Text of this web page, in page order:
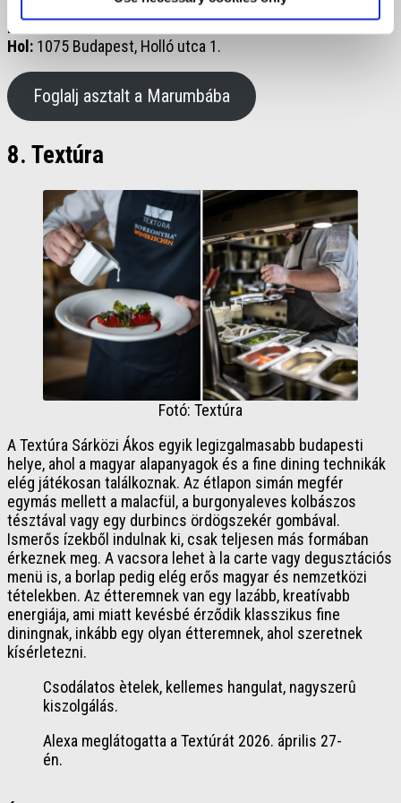
Értékelés:4.47 az 5-ből
Hol: 1075 Budapest, Holló utca 1.
Foglalj asztalt a Marumbába
8. Textúra
Fotó: Textúra
A Textúra Sárközi Ákos egyik legizgalmasabb budapesti
helye, ahol a magyar alapanyagok és a fine dining technikák
elég játékosan találkoznak. Az étlapon simán megfér
egymás mellett a malacfül, a burgonyaleves kolbászos
tésztával vagy egy durbincs ördögszekér gombával.
Ismerős ízekből indulnak ki, csak teljesen más formában
érkeznek meg. A vacsora lehet à la carte vagy degusztációs
menü is, a borlap pedig elég erős magyar és nemzetközi
tételekben. Az étteremnek van egy lazább, kreatívabb
energiája, ami miatt kevésbé érződik klasszikus fine
diningnak, inkább egy olyan étteremnek, ahol szeretnek
kísérletezni.
Csodálatos ètelek, kellemes hangulat, nagyszerû
kiszolgálás.
Alexa meglátogatta a Textúrát 2026. április 27-
én.